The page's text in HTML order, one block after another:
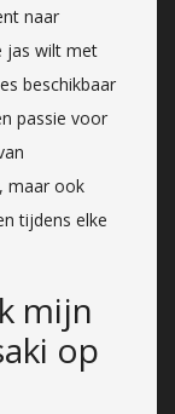
naar
jas wilt met
beschikbaar
passie voor
maar ook
tijdens elke
mijn
op